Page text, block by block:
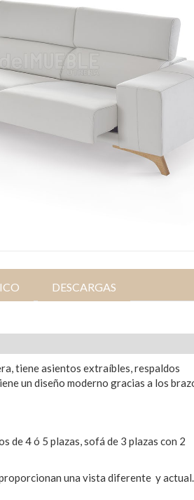
DESCARGAS
tiene asientos extraíbles, respaldos
un diseño moderno gracias a los
de 4 ó 5 plazas, sofá de 3 plazas con 2
una vista diferente y